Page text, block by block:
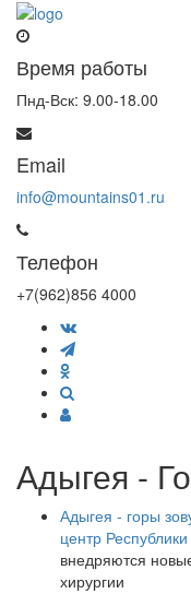
Время работы
Пнд-Вск: 9.00-18.00
Email
info@mountains01.ru
Телефон
+7(962)856 4000
Адыгея -
Адыгея - горы
центр
внедряются
хирургии